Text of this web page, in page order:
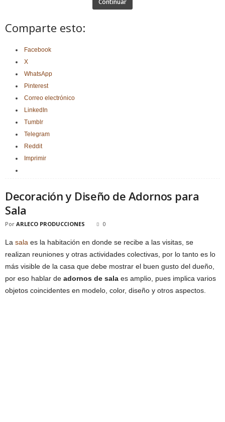
Comparte esto:
Facebook
X
WhatsApp
Pinterest
Correo electrónico
LinkedIn
Tumblr
Telegram
Reddit
Imprimir
Decoración y Diseño de Adornos para
Sala
Por ARLECO PRODUCCIONES 0
La sala es la habitación en donde se recibe a las visitas, se
realizan reuniones y otras actividades colectivas, por lo tanto es lo
más visible de la casa que debe mostrar el buen gusto del dueño,
por eso hablar de adornos de sala es amplio, pues implica varios
objetos coincidentes en modelo, color, diseño y otros aspectos.